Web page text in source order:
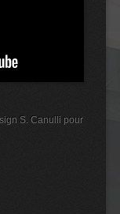
S. Canulli pour